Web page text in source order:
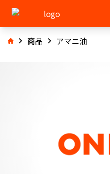
商品 アマニ油